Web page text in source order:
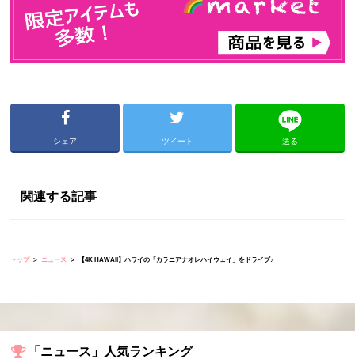
シェア ツイート 送る
関連する記事
トップ ニュース 【4K HAWAII】ハワイの「カラニアナオレハイウェイ」をドライブ♪
「ニュース」人気ランキング